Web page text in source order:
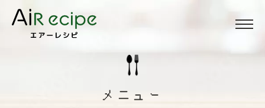
Menu
メニュー